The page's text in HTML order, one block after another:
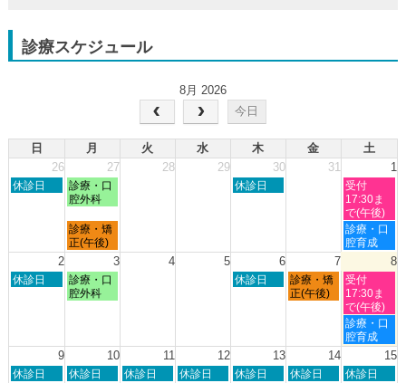
診療スケジュール
8月 2026
今日
日 月 火 水 木 金
土
26
27 28 29 30 31 1
日
26th
休診日
月
曜
7
月
27th
診療・口
腔外科
木
30th
休診日
土
曜
日,
8
月
1st
受付
17:30ま
で(午後)
月
曜
日,
月
27th
診療・矯
正(午後)
土
曜
日,
月
1st
2026
診療・口
腔育成
2 3 4 5 6 7 8
日
2nd
休診日
月
曜
3rd
診療・口
腔外科
木
6th
休診日
金
曜
7th
診療・矯
正(午後)
土
曜
日,
8
月
8th
受付
17:30ま
で(午後)
土
曜
日,
月
診療・口
腔育成
9 10 11 12 13 14 15
日
休診日
月
休診日
火
休診日
水
休診日
木
休診日
金
休診日
土
休診日